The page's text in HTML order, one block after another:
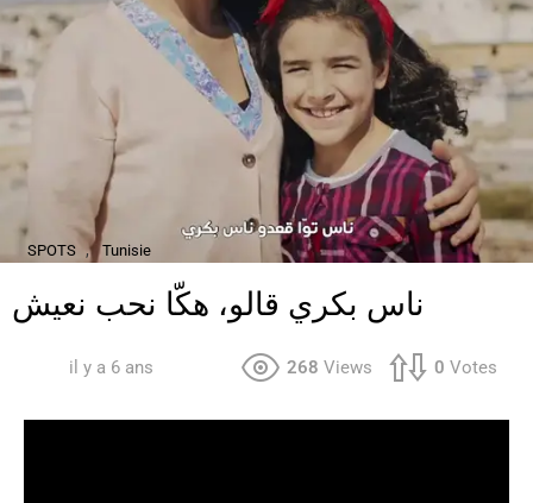
SPOTS , Tunisie
ناس بكري قالو، هكّا نحب نعيش
il y a 6 ans 268 Views 0 Votes